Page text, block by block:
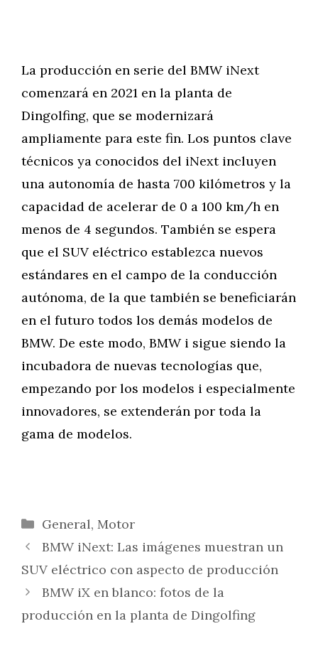
La producción en serie del BMW iNext
comenzará en 2021 en la planta de
Dingolfing, que se modernizará
ampliamente para este fin. Los puntos clave
técnicos ya conocidos del iNext incluyen
una autonomía de hasta 700 kilómetros y la
capacidad de acelerar de 0 a 100 km/h en
menos de 4 segundos. También se espera
que el SUV eléctrico establezca nuevos
estándares en el campo de la conducción
autónoma, de la que también se beneficiarán
en el futuro todos los demás modelos de
BMW. De este modo, BMW i sigue siendo la
incubadora de nuevas tecnologías que,
empezando por los modelos i especialmente
innovadores, se extenderán por toda la
gama de modelos.
Categorías
General, Motor
BMW iNext: Las imágenes muestran un
SUV eléctrico con aspecto de producción
BMW iX en blanco: fotos de la
producción en la planta de Dingolfing